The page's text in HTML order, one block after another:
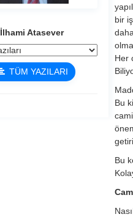
İlhami Atasever
TÜM YAZILARI
bir
Her
Bu
Bu